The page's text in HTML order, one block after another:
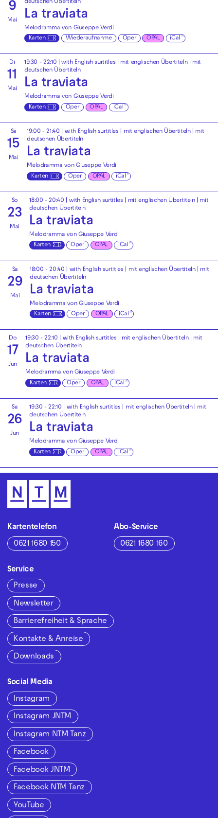
9
Mai
deutschen Übertiteln
La traviata
Melodramma von Giuseppe Verdi
Karten
Wiederaufnahme Oper OPAL iCal
Di
11
Mai
19:30 - 22:10 |with English surtitles | mit englischen Übertiteln| mit
deutschen Übertiteln
La traviata
Melodramma von Giuseppe Verdi
Karten
Oper OPAL iCal
Sa
15
Mai
19:00 - 21:40 with English surtitles | mit englischen Übertiteln| mit
deutschen Übertiteln
La traviata
Melodramma von Giuseppe Verdi
Karten
Oper OPAL iCal
So
23
Mai
18:00 - 20:40 with English surtitles | mit englischen Übertiteln| mit
deutschen Übertiteln
La traviata
Melodramma von Giuseppe Verdi
Karten
Oper OPAL iCal
Sa
29
Mai
18:00 - 20:40 with English surtitles | mit englischen Übertiteln| mit
deutschen Übertiteln
La traviata
Melodramma von Giuseppe Verdi
Karten
Oper OPAL iCal
Do
17
Jun
19:30 - 22:10 | with English surtitles | mit englischen Übertiteln| mit
deutschen Übertiteln
La traviata
Melodramma von Giuseppe Verdi
Karten
Oper OPAL iCal
Sa
26
Jun
19:30 - 22:10 with English surtitles | mit englischen Übertiteln| mit
deutschen Übertiteln
La traviata
Melodramma von Giuseppe Verdi
Karten
Oper OPAL iCal
Kartentelefon
0621 1680 150
Abo-Service
0621 1680 160
Service
Presse
Newsletter
Barrierefreiheit & Sprache
Kontakte & Anreise
Downloads
Social Media
Instagram
Instagram JNTM
Instagram NTM Tanz
Facebook
Facebook JNTM
Facebook NTM Tanz
YouTube